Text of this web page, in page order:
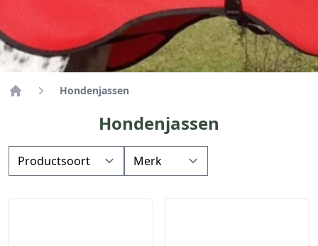
Hondenjassen
Hondenjassen